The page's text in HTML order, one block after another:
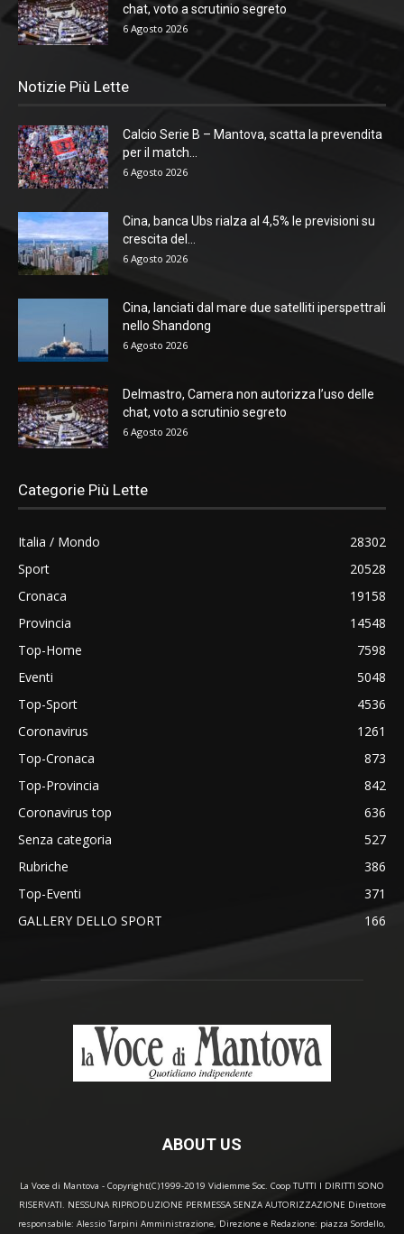
chat, voto a scrutinio segreto
6 Agosto 2026
Notizie Più Lette
Calcio Serie B – Mantova, scatta la prevendita
per il match...
6 Agosto 2026
Cina, banca Ubs rialza al 4,5% le previsioni su
crescita del...
6 Agosto 2026
Cina, lanciati dal mare due satelliti iperspettrali
nello Shandong
6 Agosto 2026
Delmastro, Camera non autorizza l’uso delle
chat, voto a scrutinio segreto
6 Agosto 2026
Categorie Più Lette
Italia / Mondo
28302
Sport
20528
Cronaca
19158
Provincia
14548
Top-Home
7598
Eventi
5048
Top-Sport
4536
Coronavirus
1261
Top-Cronaca
873
Top-Provincia
842
Coronavirus top
636
Senza categoria
527
Rubriche
386
Top-Eventi
371
GALLERY DELLO SPORT
166
ABOUT US
La Voce di Mantova - Copyright(C)1999-2019 Vidiemme Soc. Coop TUTTI I DIRITTI SONO
RISERVATI. NESSUNA RIPRODUZIONE PERMESSA SENZA AUTORIZZAZIONE Direttore
responsabile: Alessio Tarpini Amministrazione, Direzione e Redazione: piazza Sordello,